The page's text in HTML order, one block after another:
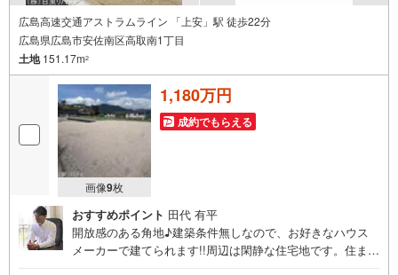
広島高速交通アストラムライン 「上安」駅 徒歩22分
広島県広島市安佐南区高取南1丁目
土地151.17m2
画像9枚
1,180万円
成約でもらえる
おすすめポイント 田代 有平
開放感のある角地♪建築条件無しなので、お好きなハウス
メーカーで建てられます!!周辺は閑静な住宅地です。住まい